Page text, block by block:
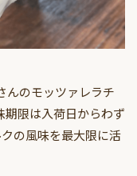
んのモッツァレラチ
期限は入荷日からわず
の風味を最大限に活